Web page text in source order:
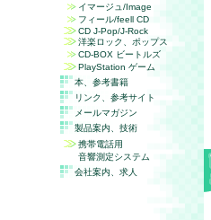
イマージュ/Image
フィール/feell CD
CD J-Pop/J-Rock
洋楽ロック、ポップス
CD-BOX ビートルズ
PlayStation ゲーム
本、参考書籍
リンク、参考サイト
メールマガジン
製品案内、技術
携帯電話用
音響測定システム
会社案内、求人